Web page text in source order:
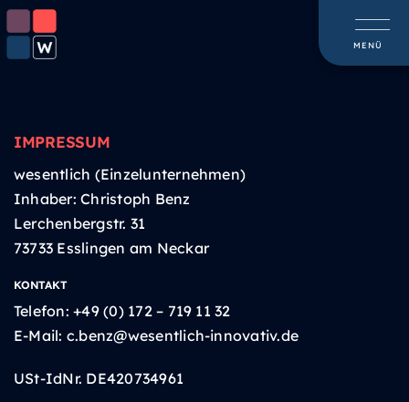
Skip
to
content
MENÜ
IMPRESSUM
wesentlich (Einzelunternehmen)
Inhaber: Christoph Benz
Lerchenbergstr. 31
73733 Esslingen am Neckar
KONTAKT
Telefon: +49 (0) 172 – 719 11 32
E-Mail: c.benz@wesentlich-innovativ.de
USt-IdNr. DE420734961